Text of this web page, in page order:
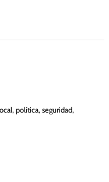
política, seguridad,